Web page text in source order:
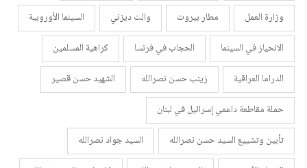
وزارة العمل
مطار بيروت والت ديزني
السينما الأوروبية
الانحياز في السينما
الحجاب في فرنسا
كراهية المسلمين
الدراما العراقية
زينب حسن نصرالله
الشهيد حسن قصير
حملة مقاطعة داعمي إسرائيل في لبنان
تأبين وتشييع السيد حسن نصرالله
السيد جواد نصرالله